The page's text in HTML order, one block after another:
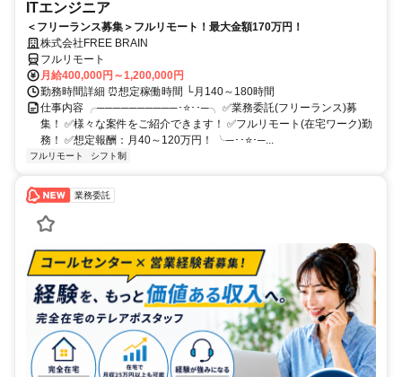
ITエンジニア
＜フリーランス募集＞フルリモート！最大金額170万円！
株式会社FREE BRAIN
フルリモート
月給400,000円～1,200,000円
勤務時間詳細 ⏰想定稼働時間 └月140～180時間
仕事内容 ╭──────────･⭐･･─╮ ✅業務委託(フリーランス)募
集！ ✅様々な案件をご紹介できます！ ✅フルリモート(在宅ワーク)勤
務！ ✅想定報酬：月40～120万円！ ╰─･･⭐･─...
フルリモート シフト制
業務委託